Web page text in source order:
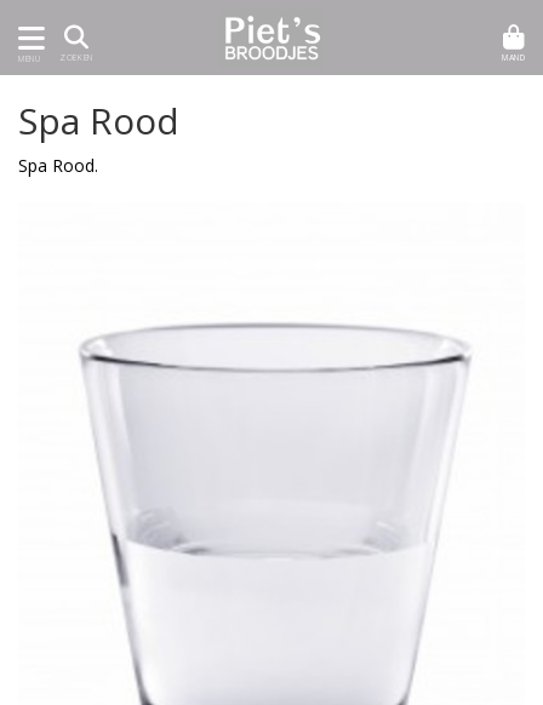
MENU ZOEKEN MAND
Spa Rood
Spa Rood.